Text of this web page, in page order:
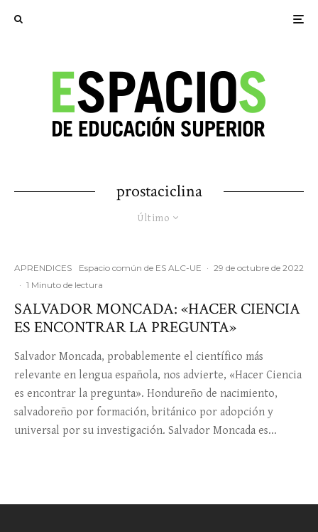
prostaciclina
Último
APRENDICES Espacio común de ES ALC-UE · 29 de octubre de 2022
· 1 Minuto de lectura
SALVADOR MONCADA: «HACER CIENCIA
ES ENCONTRAR LA PREGUNTA»
Salvador Moncada, probablemente el científico más
relevante en lengua española, nos advierte, «Hacer Ciencia
es encontrar la pregunta». Hondureño de nacimiento,
salvadoreño por formación, británico por adopción y
universal por su investigación. Salvador Moncada es...